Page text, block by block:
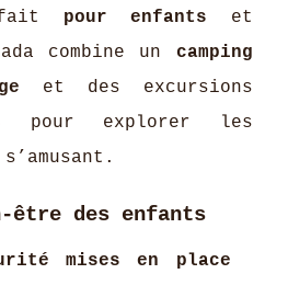
pour enfants et
combine un camping
et des excursions
pour explorer les
des enfants
mises en place